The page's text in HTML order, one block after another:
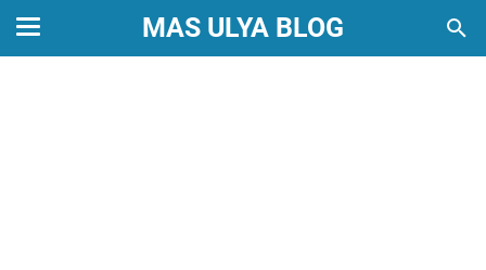
MAS ULYA BLOG